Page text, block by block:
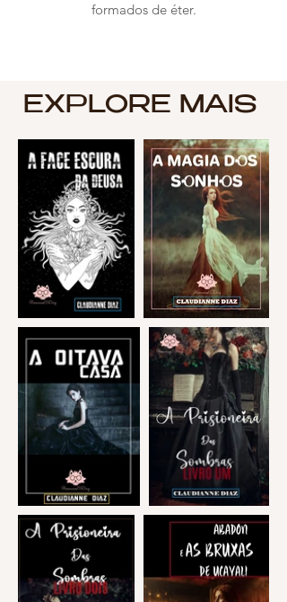
formados de éter.
EXPLORE MAIS